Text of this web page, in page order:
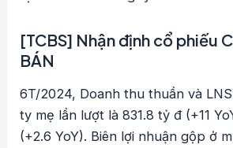
[TCBS] Nhận định cổ phiếu
BÁN
6T/2024, Doanh thu thuần và
ty mẹ lần lượt là 831.8 tỷ đ (+11
(+2.6 YoY). Biên lợi nhuận gộp ở